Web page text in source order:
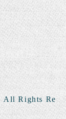
All Rights Re